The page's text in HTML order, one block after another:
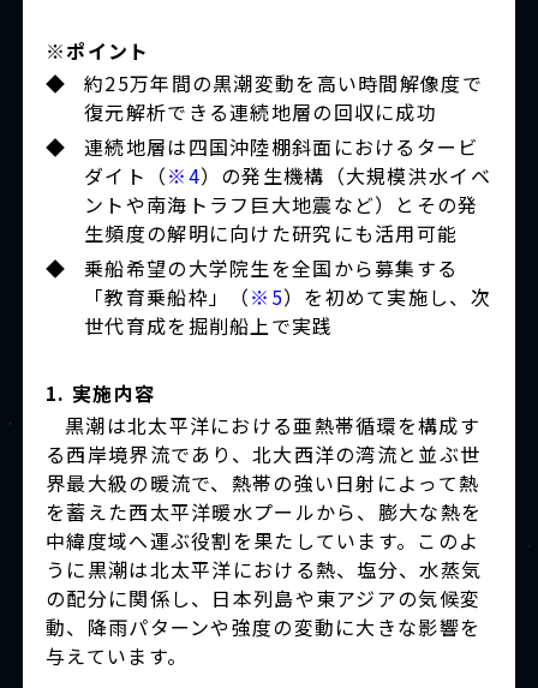
※ポイント
◆
約25万年間の黒潮変動を高い時間解像度で
復元解析できる連続地層の回収に成功
◆
連続地層は四国沖陸棚斜面におけるタービ
ダイト（※4）の発生機構（大規模洪水イベ
ントや南海トラフ巨大地震など）とその発
生頻度の解明に向けた研究にも活用可能
◆
乗船希望の大学院生を全国から募集する
「教育乗船枠」（※5）を初めて実施し、次
世代育成を掘削船上で実践
1. 実施内容
黒潮は北太平洋における亜熱帯循環を構成す
る西岸境界流であり、北大西洋の湾流と並ぶ世
界最大級の暖流で、熱帯の強い日射によって熱
を蓄えた西太平洋暖水プールから、膨大な熱を
中緯度域へ運ぶ役割を果たしています。このよ
うに黒潮は北太平洋における熱、塩分、水蒸気
の配分に関係し、日本列島や東アジアの気候変
動、降雨パターンや強度の変動に大きな影響を
与えています。